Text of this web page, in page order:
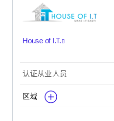
House of I.T.
认证从业人员
区域